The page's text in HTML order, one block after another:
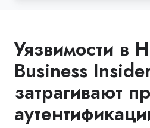
Уязвимости в
Business
затрагивают